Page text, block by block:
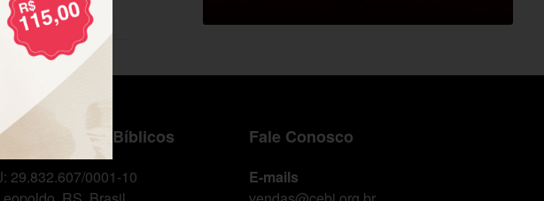
de Estudos Bíblicos
29.832.607/0001-10
Fale Conosco
E-mails